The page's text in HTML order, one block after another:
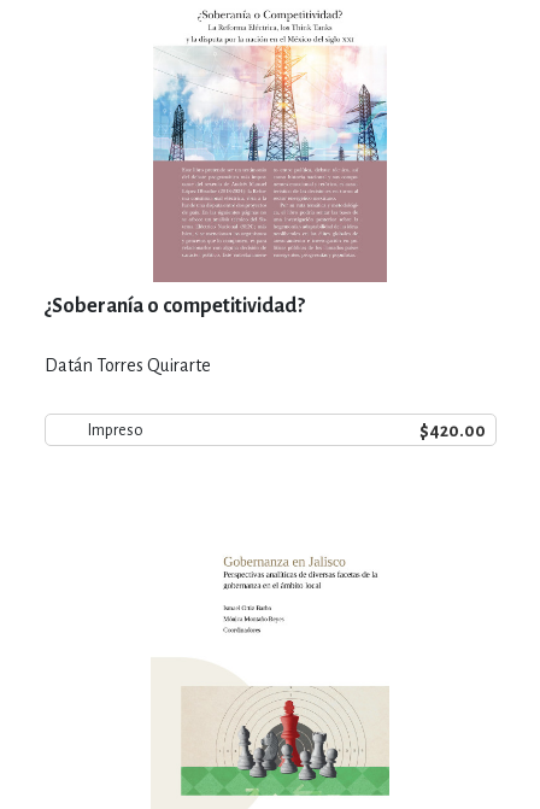
¿Soberanía o competitividad?
Datán Torres Quirarte
Impreso $420.00